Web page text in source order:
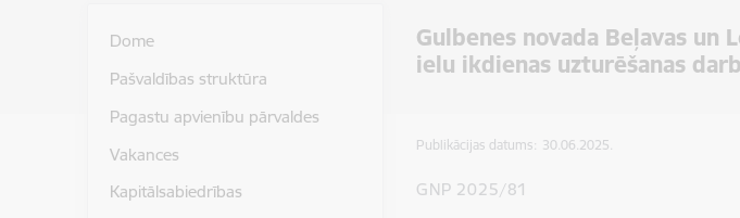
Gulbenes novada Beļavas un
ielu ikdienas uzturēšanas
Dome
Pašvaldības struktūra
Pagastu apvienību pārvaldes
Vakances
Kapitālsabiedrības
Publikācijas datums: 30.06.2025.
GNP 2025/81